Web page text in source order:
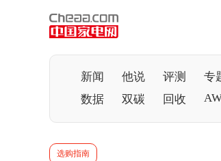
新闻 他说 评测 专
数据
双碳 回收
选购指南